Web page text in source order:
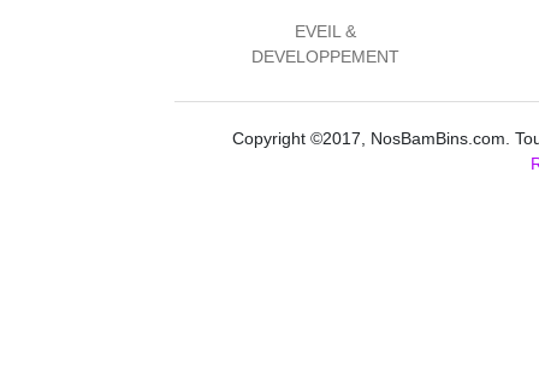
EVEIL &
DEVELOPPEMENT
Copyright ©2017, NosBamBins.com.